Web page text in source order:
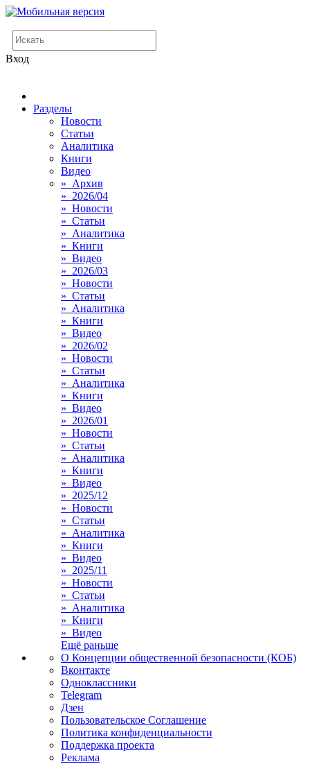
Вход
Разделы
Новости
Статьи
Аналитика
Книги
Видео
» Архив
» 2026/04
» Новости
» Статьи
» Аналитика
» Книги
» Видео
» 2026/03
» Новости
» Статьи
» Аналитика
» Книги
» Видео
» 2026/02
» Новости
» Статьи
» Аналитика
» Книги
» Видео
» 2026/01
» Новости
» Статьи
» Аналитика
» Книги
» Видео
» 2025/12
» Новости
» Статьи
» Аналитика
» Книги
» Видео
» 2025/11
» Новости
» Статьи
» Аналитика
» Книги
» Видео
Ещё раньше
О Концепции общественной безопасности (КОБ)
Вконтакте
Одноклассники
Telegram
Дзен
Пользовательское Соглашение
Политика конфиденциальности
Поддержка проекта
Реклама